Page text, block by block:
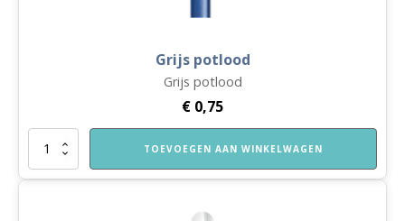
Grijs potlood
Grijs potlood
€ 0,75
Grijs
aantal
TOEVOEGEN AAN WINKELWAGEN